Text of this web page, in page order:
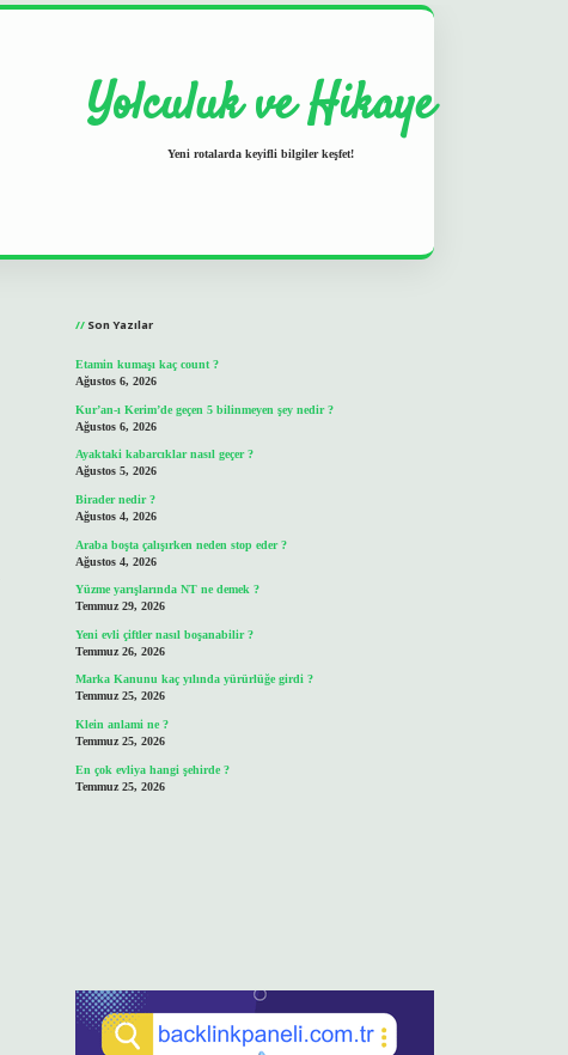
Yolculuk ve Hikaye
Yeni rotalarda keyifli bilgiler keşfet!
Son Yazılar
Etamin kumaşı kaç count ?
Ağustos 6, 2026
Kur’an-ı Kerim’de geçen 5 bilinmeyen şey nedir ?
Ağustos 6, 2026
Ayaktaki kabarcıklar nasıl geçer ?
Ağustos 5, 2026
Birader nedir ?
Ağustos 4, 2026
Araba boşta çalışırken neden stop eder ?
Ağustos 4, 2026
Yüzme yarışlarında NT ne demek ?
Temmuz 29, 2026
Yeni evli çiftler nasıl boşanabilir ?
Temmuz 26, 2026
Marka Kanunu kaç yılında yürürlüğe girdi ?
Temmuz 25, 2026
Klein anlami ne ?
Temmuz 25, 2026
En çok evliya hangi şehirde ?
Temmuz 25, 2026